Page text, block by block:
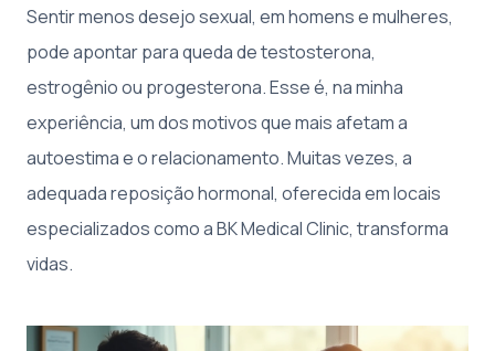
Sentir menos desejo sexual, em homens e mulheres,
pode apontar para queda de testosterona,
estrogênio ou progesterona. Esse é, na minha
experiência, um dos motivos que mais afetam a
autoestima e o relacionamento. Muitas vezes, a
adequada reposição hormonal, oferecida em locais
especializados como a BK Medical Clinic, transforma
vidas.